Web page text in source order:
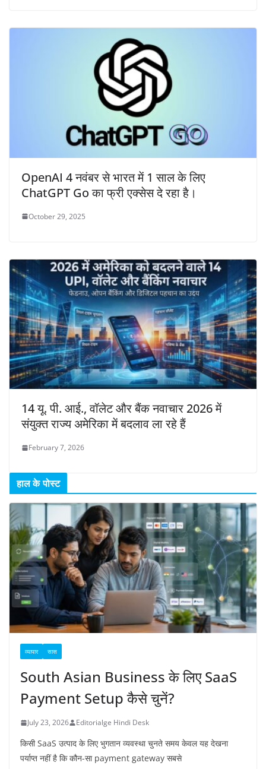
OpenAI 4 नवंबर से भारत में 1 साल के लिए
ChatGPT Go का फ्री एक्सेस दे रहा है।
October 29, 2025
14 यू. पी. आई., वॉलेट और बैंक नवाचार 2026 में
संयुक्त राज्य अमेरिका में बदलाव ला रहे हैं
February 7, 2026
हाल के पोस्ट
व्यापार सास
South Asian Business के लिए SaaS
Payment Setup कैसे चुनें?
July 23, 2026 Editorialge Hindi Desk
किसी SaaS उत्पाद के लिए भुगतान व्यवस्था चुनते समय केवल यह देखना
पर्याप्त नहीं है कि कौन-सा payment gateway सबसे